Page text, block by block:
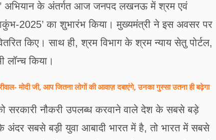
अभियान के अंतर्गत आज जनपद लखनऊ में श्रम एवं
2025’ का शुभारंभ किया। मुख्यमंत्री ने इस अवसर पर
किए। साथ ही, श्रम विभाग के श्रम न्याय सेतु पोर्टल,
लॉन्च किया।
मोदी जी, आप जितना लोगों की आवाज़ दबाएंगे, उनका गुस्सा उतना ही बढ़ेगा
सरकारी नौकरी उपलब्ध करवाने वाले देश के सबसे बड़े
अंदर सबसे बड़ी युवा आबादी भारत में है, तो भारत में सबसे